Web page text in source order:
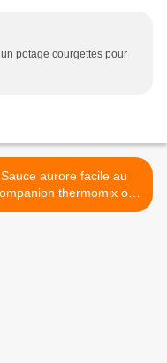
potage courgettes pour
Sauce aurore facile au
thermomix ou
sans robot >